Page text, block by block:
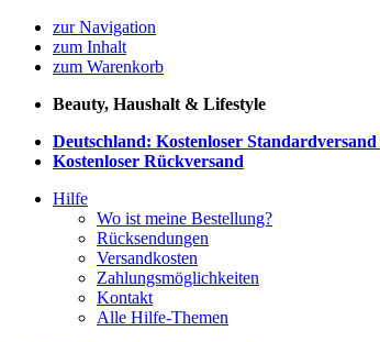
zur Navigation
zum Inhalt
zum Warenkorb
Beauty, Haushalt & Lifestyle
Deutschland: Kostenloser Standardversand
Kostenloser Rückversand
Hilfe
Wo ist meine Bestellung?
Rücksendungen
Versandkosten
Zahlungsmöglichkeiten
Kontakt
Alle Hilfe-Themen